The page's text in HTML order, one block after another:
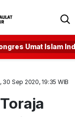
Umat Islam
30 Sep 2020, 19:35 WIB